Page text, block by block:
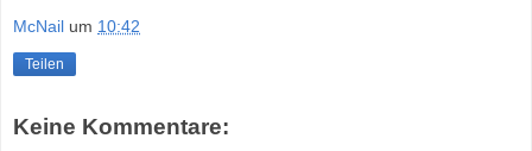
McNail um 10:42
Teilen
Keine Kommentare: